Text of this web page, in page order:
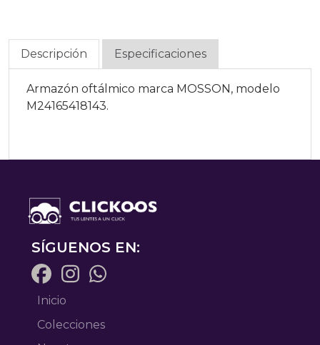
Descripción Especificaciones
Armazón oftálmico marca MOSSON, modelo
M24165418143.
SÍGUENOS EN:
Inicio
Colecciones